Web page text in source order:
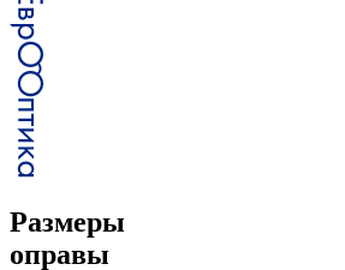
Размеры
оправы